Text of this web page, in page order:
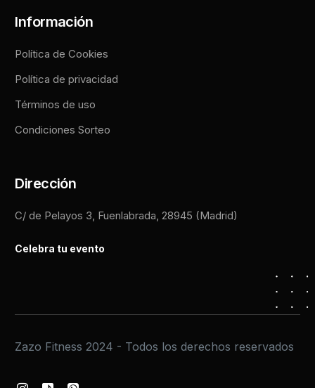
Información
Política de Cookies
Política de privacidad
Términos de uso
Condiciones Sorteo
Dirección
C/ de Pelayos 3, Fuenlabrada, 28945 (Madrid)
Celebra tu evento
Zazo Fitness 2024 - Todos los derechos reservados